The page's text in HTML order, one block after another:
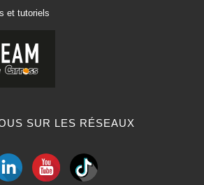
et tutoriels
SUR LES RÉSEAUX